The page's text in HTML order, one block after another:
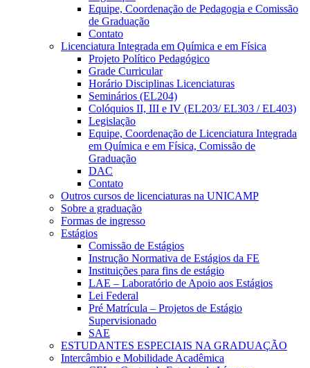
Equipe, Coordenação de Pedagogia e Comissão
de Graduação
Contato
Licenciatura Integrada em Química e em Física
Projeto Político Pedagógico
Grade Curricular
Horário Disciplinas Licenciaturas
Seminários (EL204)
Colóquios II, III e IV (EL203/ EL303 / EL403)
Legislação
Equipe, Coordenação de Licenciatura Integrada
em Química e em Física, Comissão de
Graduação
DAC
Contato
Outros cursos de licenciaturas na UNICAMP
Sobre a graduação
Formas de ingresso
Estágios
Comissão de Estágios
Instrução Normativa de Estágios da FE
Instituições para fins de estágio
LAE – Laboratório de Apoio aos Estágios
Lei Federal
Pré Matrícula – Projetos de Estágio
Supervisionado
SAE
ESTUDANTES ESPECIAIS NA GRADUAÇÃO
Intercâmbio e Mobilidade Acadêmica